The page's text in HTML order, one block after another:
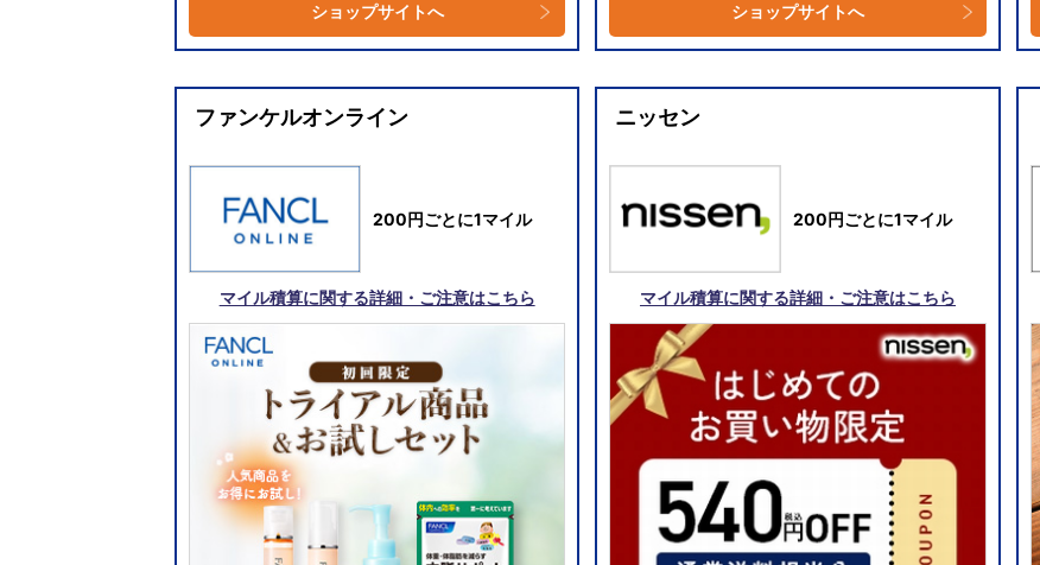
ファンケルオンライン
200円ごとに1マイル
マイル積算に関する詳細・ご注意はこちら
ショップサイトへ
ニッセン
200円ごとに1マイル
マイル積算に関する詳細・ご注意はこちら
ショップサイトへ